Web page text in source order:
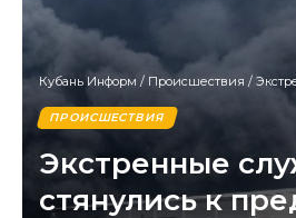
Кубань Информ / Происшествия / Экстренные
ПРОИСШЕСТВИЯ
Экстренные
стянулись к